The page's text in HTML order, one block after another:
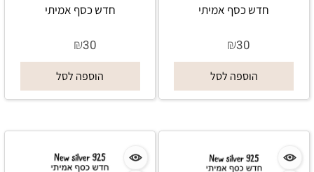
חדש כסף אמיתי
₪30
הוספה לסל
חדש כסף אמיתי
₪30
הוספה לסל